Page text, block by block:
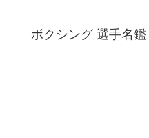
ボクシング 選手名